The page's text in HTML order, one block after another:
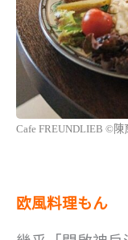
Cafe FREUNDLIEB ©陳
欧風料理もん